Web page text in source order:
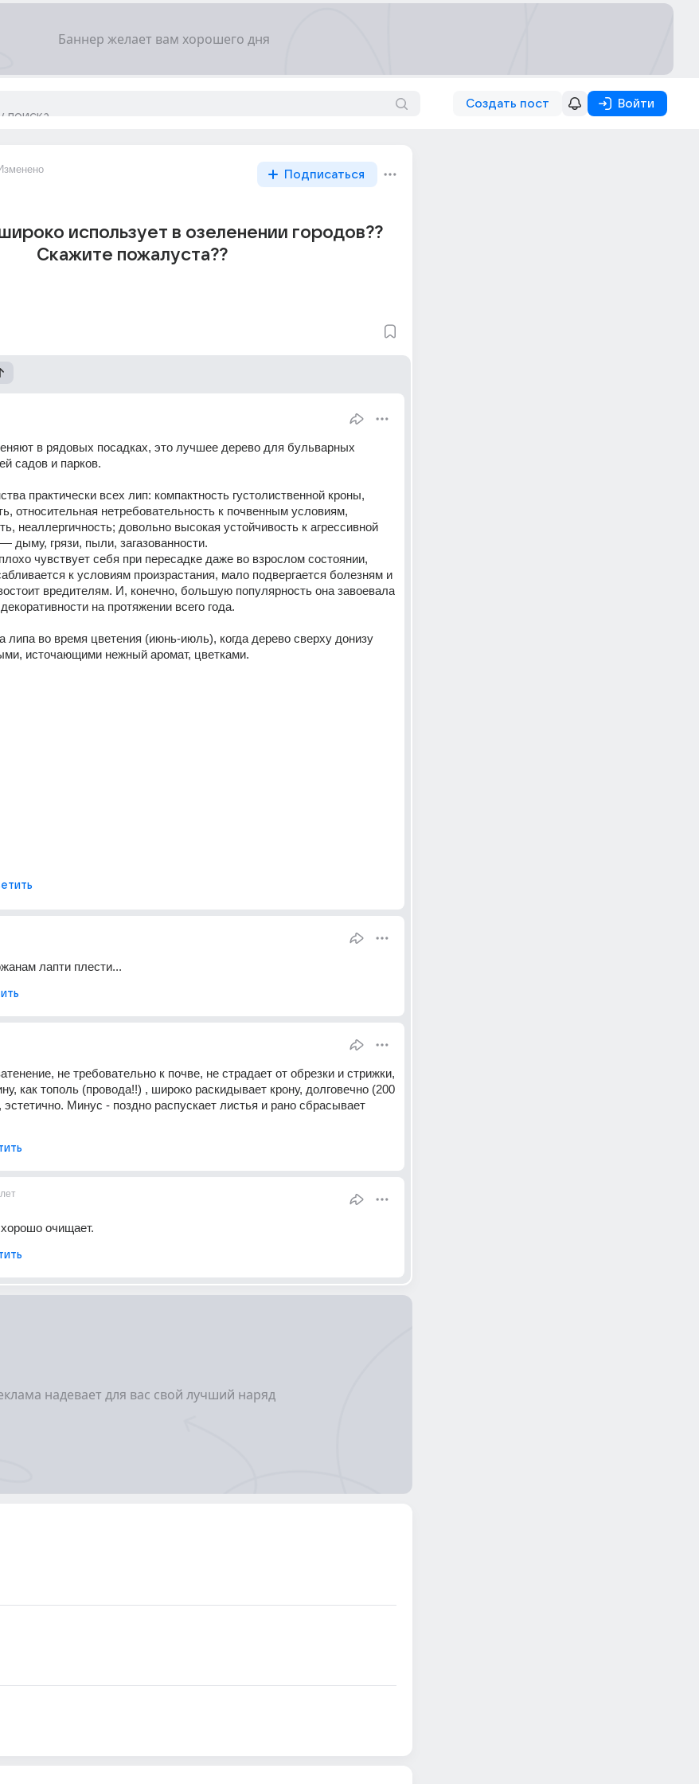
Создать пост Войти
Подписаться
использует в озеленении городов??
Скажите пожалуста??
в рядовых посадках, это лучшее дерево для бульварных
садов и парков.
практически всех лип: компактность густолиственной кроны,
относительная нетребовательность к почвенным условиям,
неаллергичность; довольно высокая устойчивость к агрессивной
дыму, грязи, пыли, загазованности.
чувствует себя при пересадке даже во взрослом состоянии,
к условиям произрастания, мало подвергается болезням и
вредителям. И, конечно, большую популярность она завоевала
на протяжении всего года.
липа во время цветения (июнь-июль), когда дерево сверху донизу
источающими нежный аромат, цветками.
лапти плести...
не требовательно к почве, не страдает от обрезки и стрижки,
как тополь (провода!!) , широко раскидывает крону, долговечно (200
эстетично. Минус - поздно распускает листья и рано сбрасывает
очищает.